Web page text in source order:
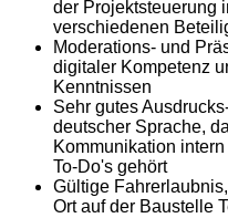
der Projektsteuerung
verschiedenen
Moderations- und
digitaler Kompetenz
Kenntnissen
Sehr gutes
deutscher Sprache,
Kommunikation
To-Do's gehört
Gültige
Ort auf der Baustelle